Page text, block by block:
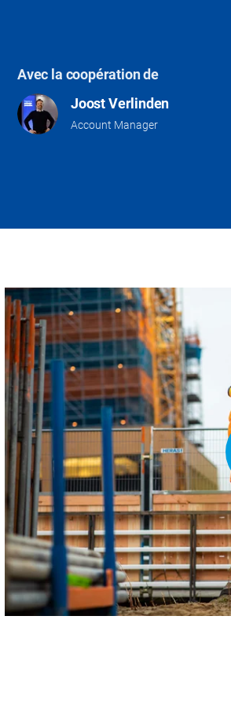
Avec la coopération de
Joost Verlinden
Account Manager